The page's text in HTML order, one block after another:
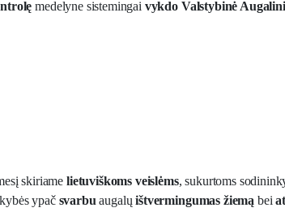
medelyne sistemingai vykdo Valstybinė
skiriame lietuviškoms veislėms, sukurtoms
ypač svarbu augalųištvermingumas žiemą bei